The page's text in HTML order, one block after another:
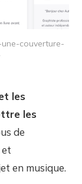
une-couverture-
les
les
de
en musique.